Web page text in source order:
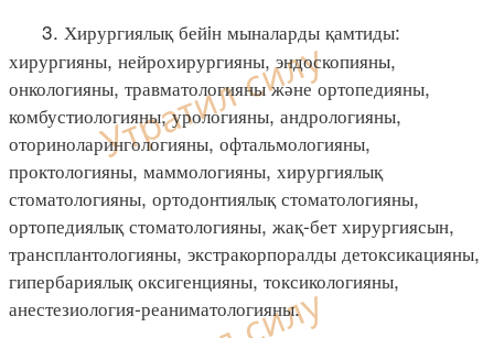
3. Хирургиялық бейiн мыналарды қамтиды:
хирургияны, нейрохирургияны, эндоскопияны,
онкологияны, травматологияны және ортопедияны,
комбустиологияны, урологияны, андрологияны,
оториноларингологияны, офтальмологияны,
проктологияны, маммологияны, хирургиялық
стоматологияны, ортодонтиялық стоматологияны,
ортопедиялық стоматологияны, жақ-бет хирургиясын,
трансплантологияны, экстракорпоралды детоксикацияны,
гипербариялық оксигенцияны, токсикологияны,
анестезиология-реаниматологияны.